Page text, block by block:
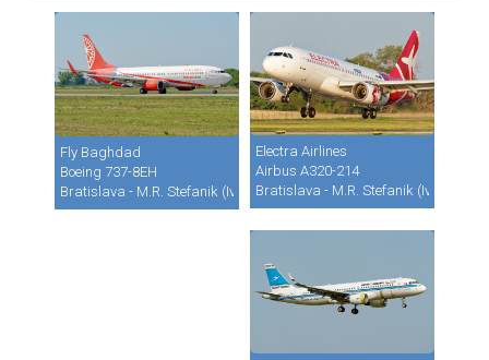
Fly Baghdad
Boeing 737-8EH
Bratislava - M.R. Stefanik (Ivanka) (BTS / LZIB)
Electra Airlines
Airbus A320-214
Bratislava - M.R. Stefanik (Ivanka)